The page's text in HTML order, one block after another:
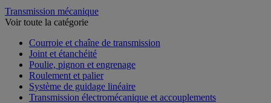
Transmission mécanique
Voir toute la catégorie
Courroie et chaîne de transmission
Joint et étanchéité
Poulie, pignon et engrenage
Roulement et palier
Système de guidage linéaire
Transmission électromécanique et accouplements